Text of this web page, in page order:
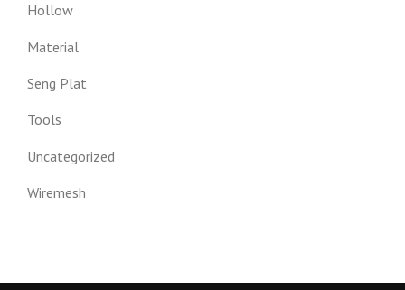
Hollow
Material
Seng Plat
Tools
Uncategorized
Wiremesh